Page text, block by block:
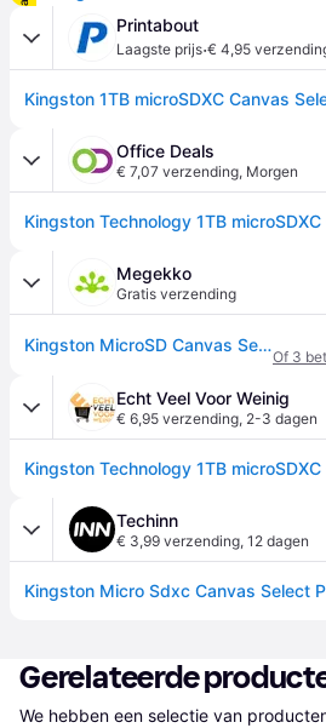
Printabout
Laagste prijs·€ 4,95
Office Deals
€ 7,07 verzending, Morgen
Megekko
Gratis verzending
Kingston MicroSD Canvas Select Plus Gen3 1TB + Adapter
Of 3
Echt Veel Voor Weinig
€ 6,95 verzending, 2-3 dagen
Techinn
€ 3,99 verzending, 12 dagen
Gerelateerde
We hebben een selectie van